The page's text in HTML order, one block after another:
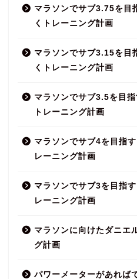
マラソンでサブ3.75を目
くトレーニング計画
マラソンでサブ3.15を目
くトレーニング計画
マラソンでサブ3.5を目
トレーニング計画
マラソンでサブ4を目指
レーニング計画
マラソンでサブ3を目指
レーニング計画
マラソンに向けたダニエ
グ計画
パワーメーターがあれば